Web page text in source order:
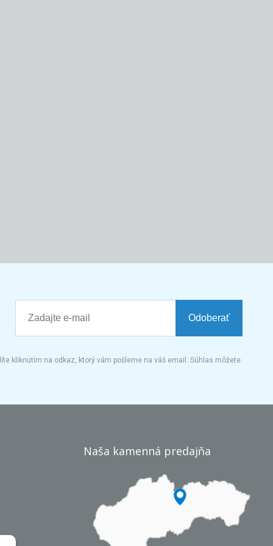
Odoberať
kliknutím na odkaz, ktorý vám pošleme na váš email. Súhlas môžete
Naša kamenná predajňa